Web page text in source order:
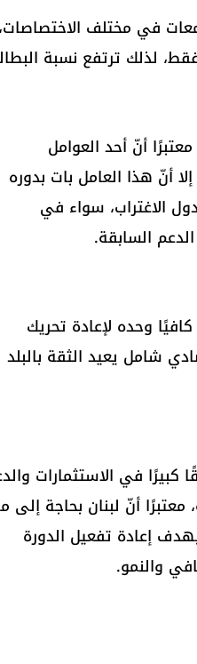
طالب وطالبة من الجامعات في مختلف الاختصاصات،
بواب أنّ الوضع لا يبدو مرشحًا للعودة إلى ما كان عليه قبل عام 2019، معتبرًا أنّ أحد العوامل
أنّ هذا العامل بات بدوره
الاغتراب، سواء في
السابقة.
وحده لإعادة تحريك
شامل يعيد الثقة بالبلد
كبيرًا في الاستثمارات
أنّ لبنان بحاجة إلى
بهدف إعادة تفعيل الدورة
والنمو.